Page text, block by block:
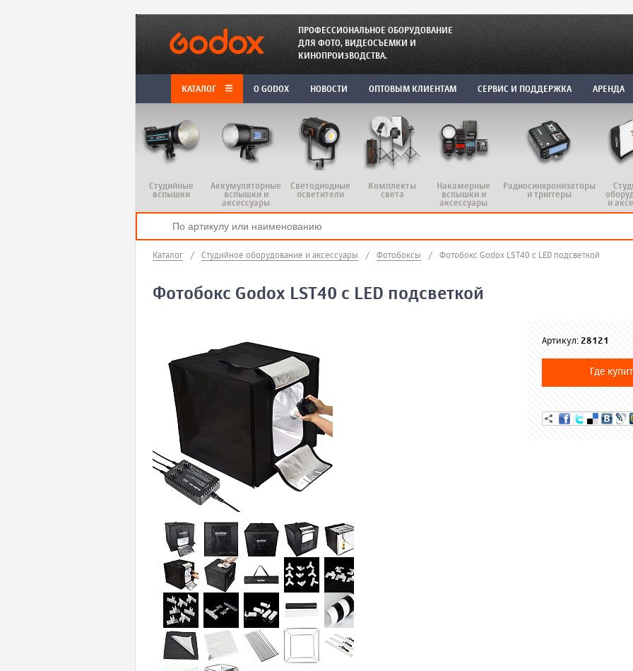
ПРОФЕССИОНАЛЬНОЕ ОБОРУДОВАНИЕ
ДЛЯ ФОТО, ВИДЕОСЪЕМКИ И
КИНОПРОИЗВОДСТВА.
КАТАЛОГ O GODOX НОВОСТИ ОПТОВЫМ КЛИЕНТАМ СЕРВИС И ПОДДЕРЖКА АРЕНДА
Студийные
вспышки
Аккумуляторные
вспышки и
аксессуары
Светодиодные
осветители
Комплекты
света
Накамерные
вспышки и
аксессуары
Радиосинхронизаторы
и триггеры
и
Каталог / Студийное оборудование и аксессуары / Фотобоксы / Фотобокс Godox LST40 с LED подсветкой
Фотобокс Godox LST40 с LED подсветкой
Артикул: 28121
Где